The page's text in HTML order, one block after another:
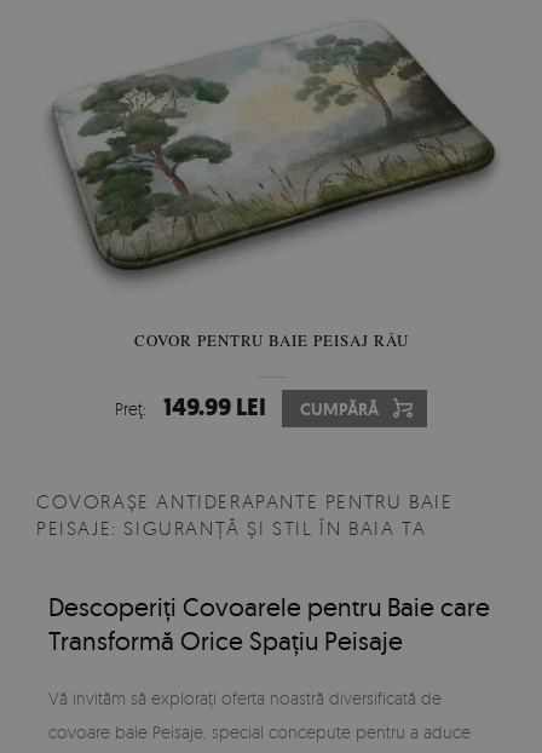
COVOR PENTRU BAIE PEISAJ RÂU
Preţ: 149.99 LEI CUMPĂRĂ
COVORAȘE ANTIDERAPANTE PENTRU BAIE
PEISAJE: SIGURANȚĂ ȘI STIL ÎN BAIA TA
Descoperiți Covoarele pentru Baie care
Transformă Orice Spațiu Peisaje
Vă invităm să explorați oferta noastră diversificată de
covoare baie Peisaje, special concepute pentru a aduce